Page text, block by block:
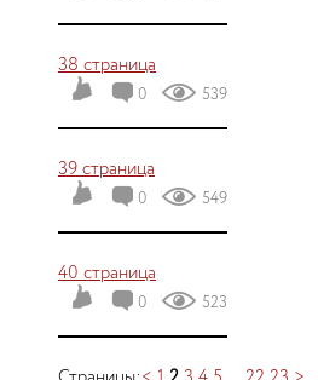
38 страница
0 539
39 страница
0 549
40 страница
0 523